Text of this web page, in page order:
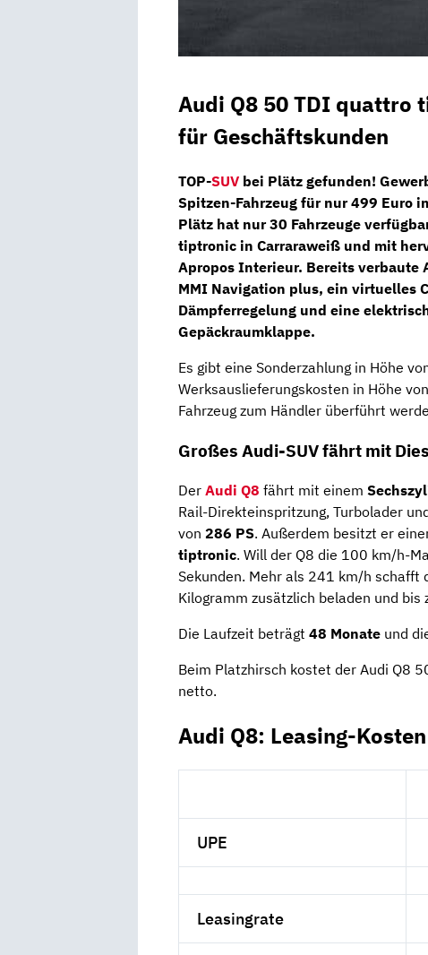
Audi Q8 50 TDI quattro
für Geschäftskunden
TOP-SUV bei Plätz gefunden!
Spitzen-Fahrzeug für nur 499 Euro
Plätz hat nur 30 Fahrzeuge
tiptronic in Carraraweiß und mit
Apropos Interieur. Bereits
MMI Navigation plus, ein virtuelles
Dämpferregelung und eine
Gepäckraumklappe.
Es gibt eine Sonderzahlung in Höhe
Werksauslieferungskosten in Höhe
Fahrzeug zum Händler überführt
Großes Audi-SUV fährt mit
Der Audi Q8 fährt mit einem
Rail-Direkteinspritzung, Turbolader
von 286 PS. Außerdem besitzt er
tiptronic. Will der Q8 die 100 km/h-
Sekunden. Mehr als 241 km/h schafft
Kilogramm zusätzlich beladen und
Die Laufzeit beträgt 48 Monate und
Beim Platzhirsch kostet der Audi Q8
netto.
Audi Q8: Leasing-Kosten
UPE
Leasingrate